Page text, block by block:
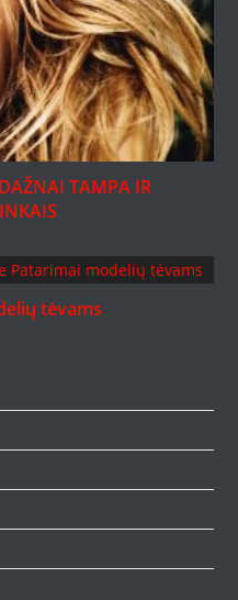
TAMPA IR
tėvams